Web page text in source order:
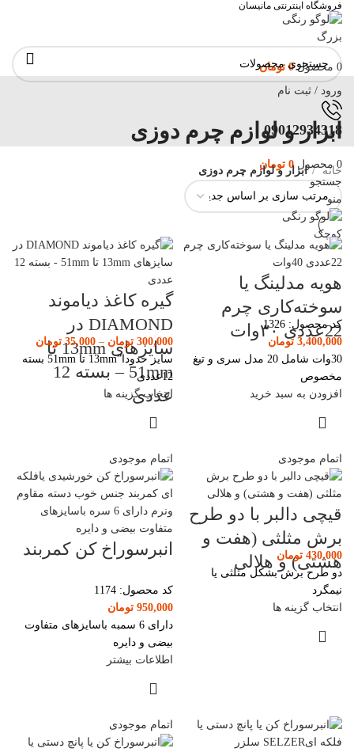
فروشگاه اینترنتی مانیسان
ورود / ثبت نام
09012934318
0 محصول 0 تومان
جستجو
منو
0 محصول 0 تومان
ابزار و لوازم چرم دوزی
خانه ابزار و لوازم چرم دوزی
هویه مدلینگ یا
سوخته‌کاری چرم
22عددی ۳۰وات
کد محصول: 1326
3,400,000 تومان
30وات شامل 20 مدل سری و تیغ
مخصوص
افزودن به سبد خرید
گیره کاغذ دیاموند
DIAMOND در
سایزهای 13mm تا
51mm – بسته 12
عددی
300,000 تومان –
35,000 تومان
سایز حدودا”13mm تا 51mm بسته
12عددی
انتخاب گزینه ها
اتمام موجودی
قیچی دالبر با دو طرح
برش مثلثی (هفت و
هشتی) و هلالی
430,000 تومان
دو طرح برش بشکل مثلثی یا
نیمگرد
انتخاب گزینه ها
اتمام موجودی
انبرسوراخ کن کمربند
کد محصول: 1174
950,000 تومان
دارای 6 سمبه باسایزهای متفاوت
بیضی و دایره
اطلاعات بیشتر
اتمام موجودی